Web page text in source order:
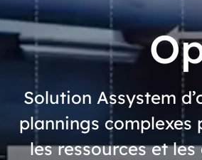
O
Solution Assystem
plannings
les ressources et